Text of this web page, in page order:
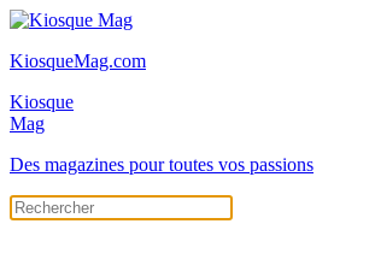
KiosqueMag.com
Kiosque
Mag
Des magazines pour toutes vos passions